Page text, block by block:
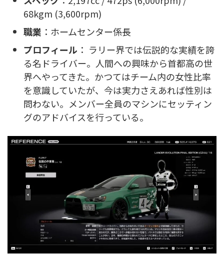
68kgm (3,600rpm)
職業 ：ホームセンター係長
プロフィール ： ラリー界では伝説的な実績を誇
る名ドライバー。人間への興味から首都高の世
界へやってきた。かつてはチーム内の女性比率
を意識していたが、今は実力さえあれば性別は
問わない。メンバー全員のマシンにセッティン
グのアドバイスを行っている。